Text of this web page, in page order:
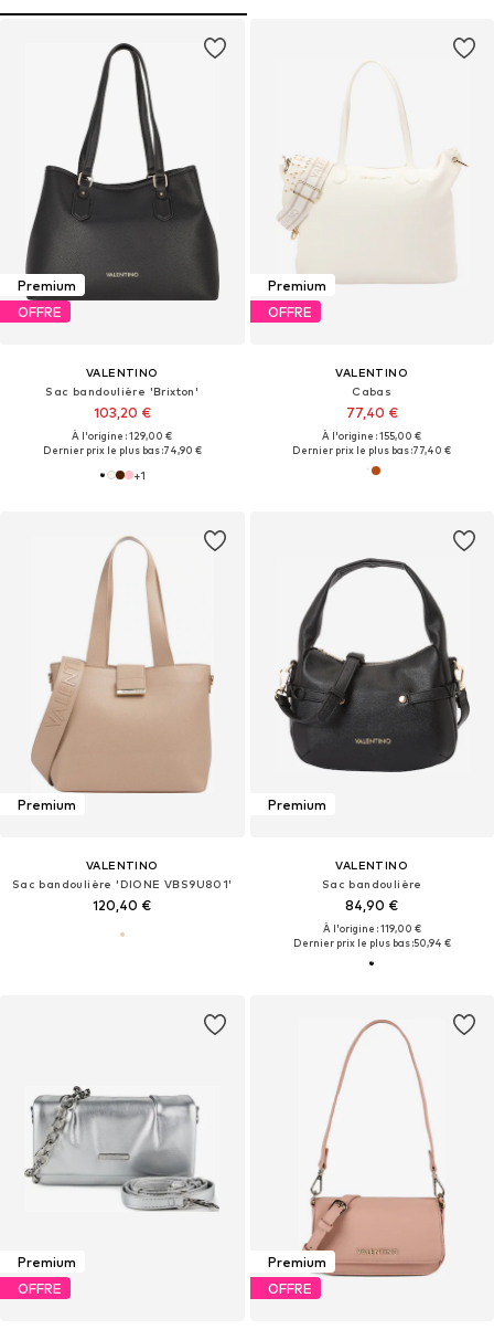
Premium
OFFRE
VALENTINO
Sac bandoulière 'Brixton'
103,20 €
À l'origine : 129,00 €
Dernier prix le plus bas :74,90 €
+1
Premium
OFFRE
VALENTINO
Cabas
77,40 €
À l'origine : 155,00 €
Dernier prix le plus bas :77,40 €
Premium
VALENTINO
Sac bandoulière 'DIONE VBS9U801'
120,40 €
Premium
VALENTINO
Sac bandoulière
84,90 €
À l'origine : 119,00 €
Dernier prix le plus bas :50,94 €
Premium
OFFRE
Premium
OFFRE